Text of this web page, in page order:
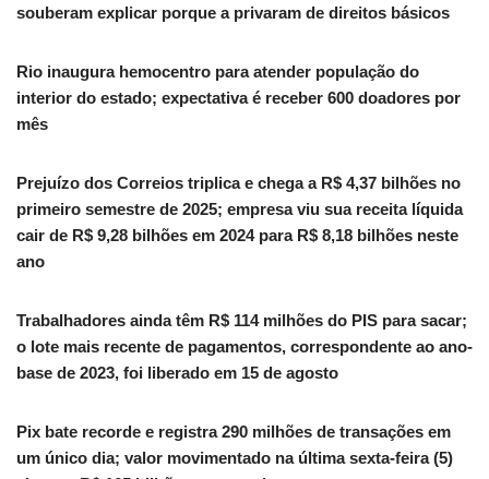
souberam explicar porque a privaram de direitos básicos
Rio inaugura hemocentro para atender população do
interior do estado; expectativa é receber 600 doadores por
mês
Prejuízo dos Correios triplica e chega a R$ 4,37 bilhões no
primeiro semestre de 2025; empresa viu sua receita líquida
cair de R$ 9,28 bilhões em 2024 para R$ 8,18 bilhões neste
ano
Trabalhadores ainda têm R$ 114 milhões do PIS para sacar;
o lote mais recente de pagamentos, correspondente ao ano-
base de 2023, foi liberado em 15 de agosto
Pix bate recorde e registra 290 milhões de transações em
um único dia; valor movimentado na última sexta-feira (5)